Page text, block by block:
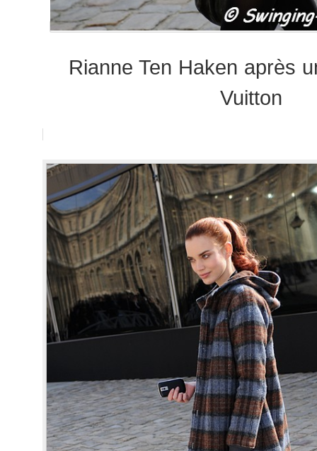
Rianne Ten Haken après
Vuitton